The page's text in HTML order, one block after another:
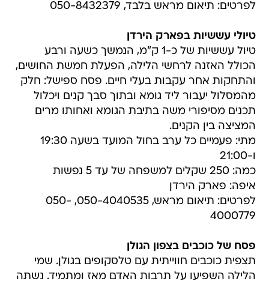
לפרטים: תיאום מראש בלבד, 050-8432379
טיולי עששיות בפארק הירדן
טיול עששיות של כ-1 ק"מ, הנמשך כשעה ורבע
הכולל האזנה לרחשי הלילה, הפעלת חמשת החושים,
והתחקות אחר עקבות בעלי חיים. פסח ספישל: חלק
מהמסלול יעבור ליד גומא ובתוך סבך קנים ויכלול
תכנים מסיפורי משה בתיבת הגומא ואחותו מרים
המציצה בין הקנים.
מתי: פעמיים כל ערב בחול המועד בשעה 19:30
ו-21:00
כמה: 250 שקלים למשפחה של עד 5 נפשות
איפה: פארק הירדן
לפרטים: תיאום מראש, 050-4040535, 050-
4000779
פסח של כוכבים בצפון הגולן
תצפית כוכבים חווייתית עם טלסקופים בגולן. שמי
הלילה השפיעו על תרבות האדם מאז ומתמיד. נשתה